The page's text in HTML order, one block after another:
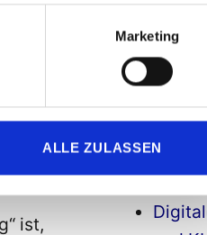
Marketing
ALLE ZULASSEN
für
ist,